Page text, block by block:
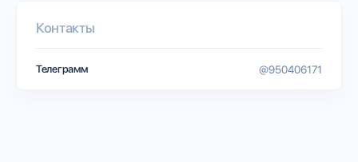
Контакты
Телеграмм @950406171